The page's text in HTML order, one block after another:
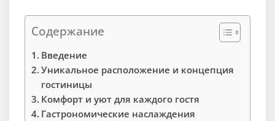
Содержание
Введение
Уникальное расположение и концепция
гостиницы
Комфорт и уют для каждого гостя
Гастрономические наслаждения